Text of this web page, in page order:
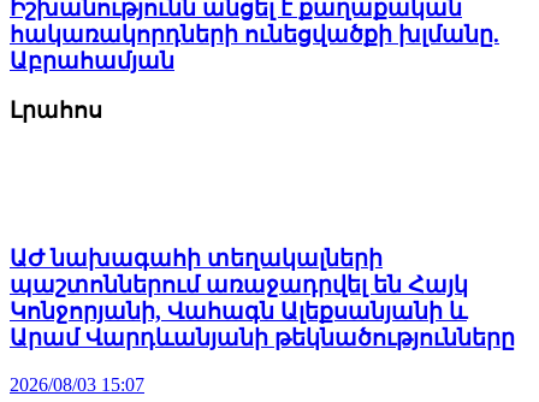
Իշխանությունն անցել է քաղաքական
հակառակորդների ունեցվածքի խլմանը.
Աբրահամյան
Լրահոս
ԱԺ նախագահի տեղակալների
պաշտոններում առաջադրվել են Հայկ
Կոնջորյանի, Վահագն Ալեքսանյանի և
Արամ Վարդևանյանի թեկնածությունները
2026/08/03 15:07